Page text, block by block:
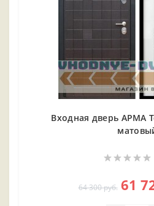
Входная дверь АРМА
64 300 руб. 61